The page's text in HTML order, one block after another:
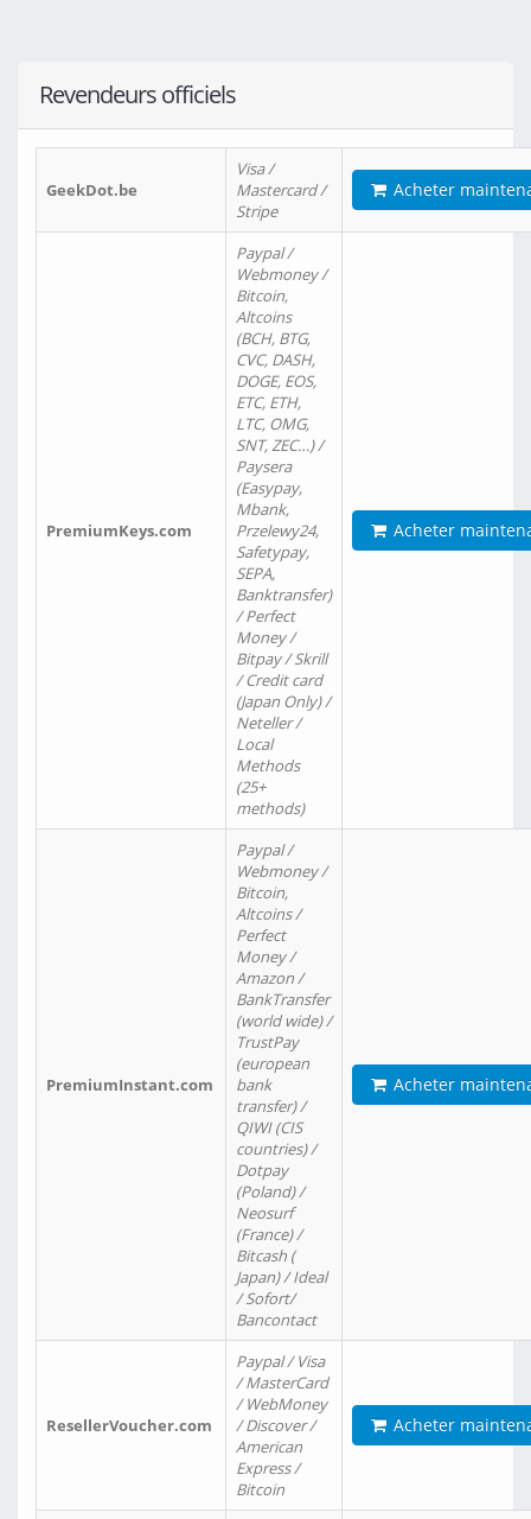
Revendeurs officiels
GeekDot.be
Visa /
Mastercard /
Stripe
Acheter
PremiumKeys.com
Paypal /
Webmoney /
Bitcoin,
Altcoins
(BCH, BTG,
CVC, DASH,
DOGE, EOS,
ETC, ETH,
LTC, OMG,
SNT, ZEC…) /
Paysera
(Easypay,
Mbank,
Przelewy24,
Safetypay,
SEPA,
Banktransfer)
/ Perfect
Money /
Bitpay / Skrill
/ Credit card
(Japan Only) /
Neteller /
Local
Methods
(25+
methods)
Acheter
PremiumInstant.com
Paypal /
Webmoney /
Bitcoin,
Altcoins /
Perfect
Money /
Amazon /
BankTransfer
(world wide) /
TrustPay
(european
bank
transfer) /
QIWI (CIS
countries) /
Dotpay
(Poland) /
Neosurf
(France) /
Bitcash (
Japan) / Ideal
/ Sofort/
Bancontact
Acheter
ResellerVoucher.com
Paypal / Visa
/ MasterCard
/ WebMoney
/ Discover /
American
Express /
Bitcoin
Acheter